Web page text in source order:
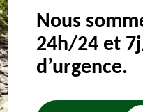
Nous
24h/24 et
d’urgence.